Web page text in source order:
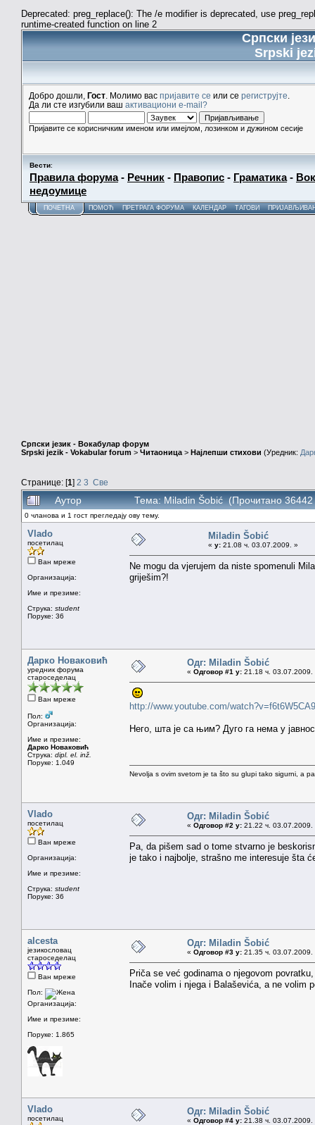
Deprecated: preg_replace(): The /e modifier is deprecated, use
runtime-created function on line 2
Српски
Srpski
Добро дошли, Гост . Молимо вас пријавите се или се региструјте
Да ли сте изгубили ваш активациони e-mail?
Пријавите се корисничким именом или имејлом, лозинком и дужином сесије
Вести:
Правила форума- Речник - Правопис - Граматика-
недоумице
ПОЧЕТНА ПОМОЋ ПРЕТРАГА ФОРУМА КАЛЕНДАР ТАГОВИ
Српски језик - Вокабулар форум
Srpski jezik - Vokabular forum > Читаоница > Најлепши стихови (Уредник:
Странице: [1] 2 3 Све
Аутор Тема: Miladin Šobić (Прочитано 36442
0 чланова и 1 гост прегледају ову тему.
Vlado
посетилац
Ван мреже
Организација:
Име и презиме:
Струка: student
Поруке: 36
Miladin Šobić
« у: 21.08 ч. 03.07.2009. »
Ne mogu da vjerujem da niste spomenuli
griješim?!
Дарко Новаковић
уредник форума
староседелац
Ван мреже
Пол:
Организација:
Име и презиме:
Дарко Новаковић
Струка: dipl. el. inž.
Поруке: 1.049
Одг: Miladin Šobić
« Одговор #1 у: 21.18 ч. 03.07.2009.
http://www.youtube.com/
Него, шта је са њим? Дуго га нема у
Nevolja s ovim svetom je ta što su glupi tako sigurni, a
Vlado
посетилац
Ван мреже
Организација:
Име и презиме:
Струка: student
Поруке: 36
Одг: Miladin Šobić
« Одговор #2 у: 21.22 ч. 03.07.2009.
Pa, da pišem sad o tome stvarno je
je tako i najbolje, strašno me interesuje šta
alcesta
језикословац
староседелац
Ван мреже
Пол:
Организација:
Име и презиме:
Поруке: 1.865
Одг: Miladin Šobić
« Одговор #3 у: 21.35 ч. 03.07.2009.
Priča se već godinama o njegovom
Inače volim i njega i Balaševića, a ne volim
Vlado
посетилац
Одг: Miladin Šobić
« Одговор #4 у: 21.38 ч. 03.07.2009.